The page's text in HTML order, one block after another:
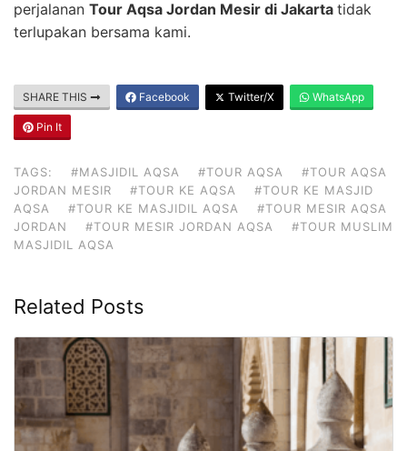
perjalanan Tour Aqsa Jordan Mesir di Jakarta tidak
terlupakan bersama kami.
SHARE THIS Facebook Twitter/X WhatsApp
Pin It
TAGS: #MASJIDIL AQSA #TOUR AQSA
#TOUR AQSA
JORDAN MESIR
#TOUR KE AQSA
#TOUR KE MASJID
AQSA
#TOUR KE MASJIDIL AQSA
#TOUR MESIR AQSA
JORDAN
#TOUR MESIR JORDAN AQSA
#TOUR MUSLIM
MASJIDIL AQSA
Related Posts